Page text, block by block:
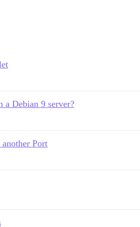
a Debian 9 server?
Port